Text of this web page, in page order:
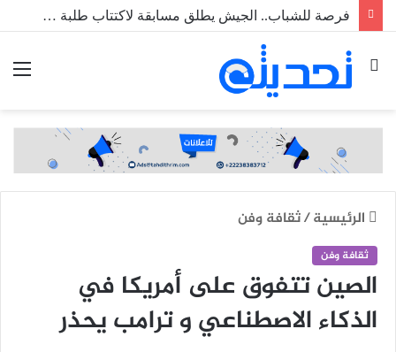
فرصة للشباب.. الجيش يطلق مسابقة لاكتتاب طلبة ضباط عاملين
بحث
عن
الرئيسية/ثقافة وفن
ثقافة وفن
الصين تتفوق على أمريكا في
الذكاء الاصطناعي و ترامب يحذر